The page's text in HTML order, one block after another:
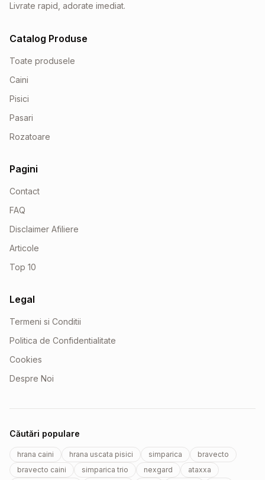
Livrate rapid, adorate imediat.
Catalog Produse
Toate produsele
Caini
Pisici
Pasari
Rozatoare
Pagini
Contact
FAQ
Disclaimer Afiliere
Articole
Top 10
Legal
Termeni si Conditii
Politica de Confidentialitate
Cookies
Despre Noi
Căutări populare
hrana caini hrana uscata pisici simparica
bravecto
bravecto caini
simparica trio nexgard ataxxa